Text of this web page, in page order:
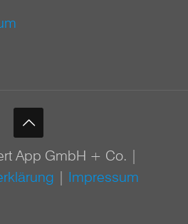
App GmbH + Co. |
| Impressum